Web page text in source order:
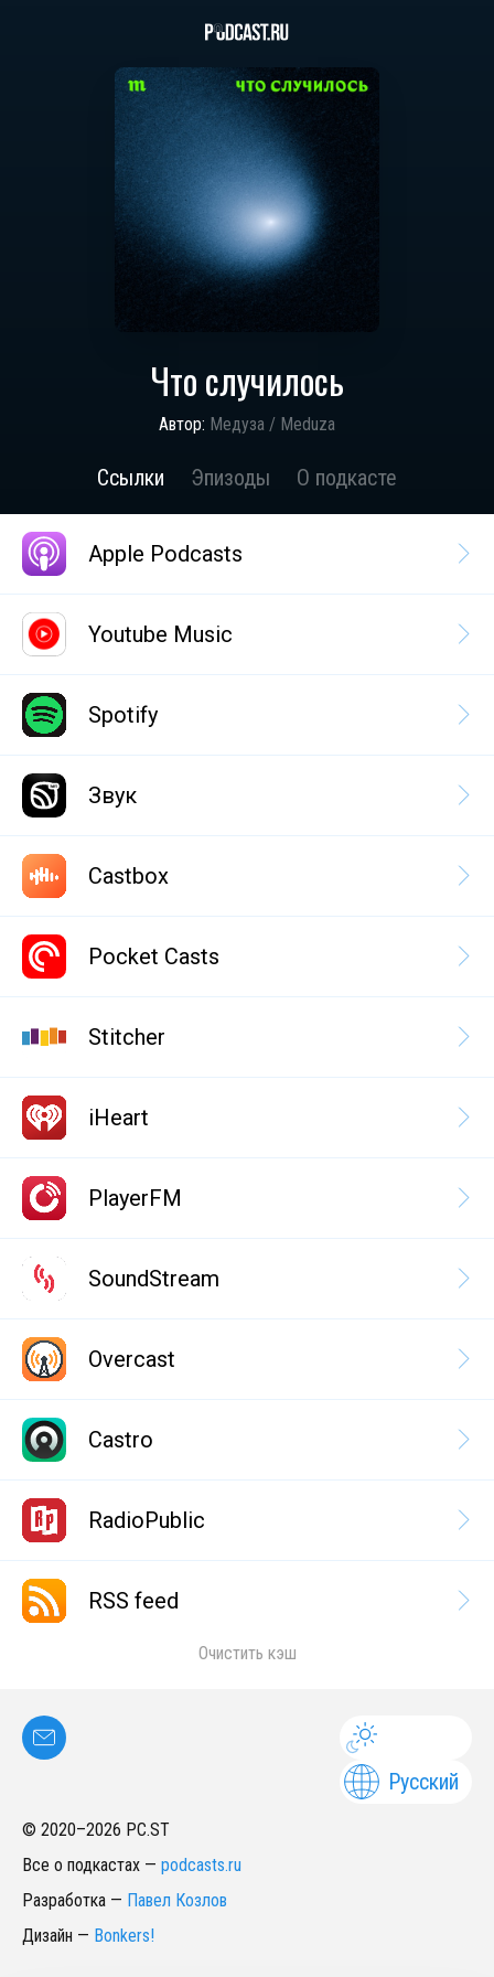
Что случилось
Автор: Медуза / Meduza
Ссылки Эпизоды О подкасте
Apple Podcasts
Youtube Music
Spotify
Звук
Castbox
Pocket Casts
Stitcher
iHeart
PlayerFM
SoundStream
Overcast
Castro
RadioPublic
RSS feed
Очистить кэш
Русский
© 2020–2026 PC.ST
Все о подкастах — podcasts.ru
Разработка — Павел Козлов
Дизайн — Bonkers!